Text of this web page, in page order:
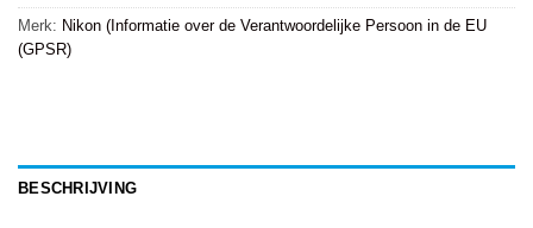
Merk: Nikon (Informatie over de Verantwoordelijke Persoon in de EU
(GPSR)
BESCHRIJVING